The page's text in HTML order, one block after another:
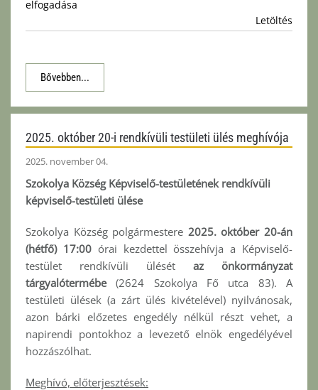
elfogadása
Letöltés
Bővebben...
2025. október 20-i rendkívüli testületi ülés meghívója
2025. november 04.
Szokolya Község Képviselő-testületének rendkívüli
képviselő-testületi ülése
Szokolya Község polgármestere 2025. október 20-án
(hétfő) 17:00órai kezdettel összehívja a Képviselő-
testület rendkívüli ülését az önkormányzat
tárgyalótermébe(2624 Szokolya Fő utca 83). A
testületi ülések (a zárt ülés kivételével) nyilvánosak,
azon bárki előzetes engedély nélkül részt vehet, a
napirendi pontokhoz a levezető elnök engedélyével
hozzászólhat.
Meghívó, előterjesztések: